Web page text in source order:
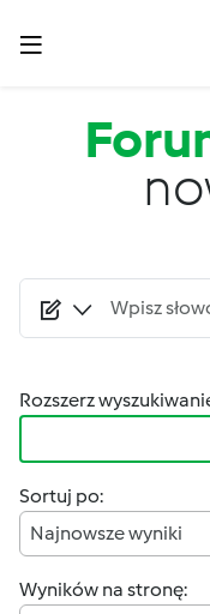
Rozszerz
Sortuj po:
Najnowsze wyniki
Wyników na stronę: